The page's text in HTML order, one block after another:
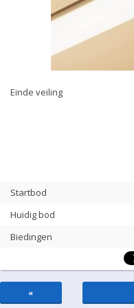
Einde veiling
Startbod
Huidig bod
Biedingen
«